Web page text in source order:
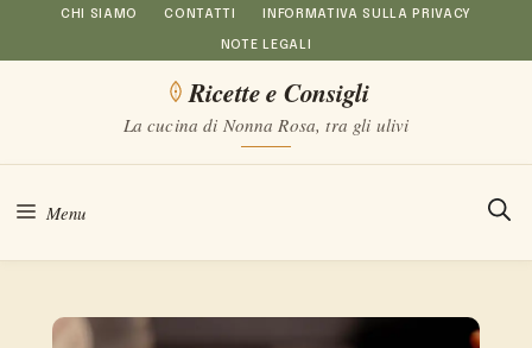
al
CHI SIAMO CONTATTI INFORMATIVA SULLA PRIVACY
NOTE LEGALI
Ricette e Consigli
La cucina di Nonna Rosa, tra gli ulivi
Menu